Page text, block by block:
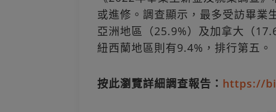
或進修。調查顯示，最多受訪畢業
亞洲地區（25.9%）及加拿大（
紐西蘭地區則有9.4%，排行第五。
按此瀏覽詳細調查報告： https://